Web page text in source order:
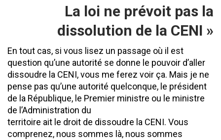
La loi ne prévoit pas la
dissolution de la CENI »
En tout cas, si vous lisez un passage où il est
question qu’une autorité se donne le pouvoir d’aller
dissoudre la CENI, vous me ferez voir ça. Mais je ne
pense pas qu’une autorité quelconque, le président
de la République, le Premier ministre ou le ministre
de l’Administration du
territoire ait le droit de dissoudre la CENI. Vous
comprenez, nous sommes là, nous sommes